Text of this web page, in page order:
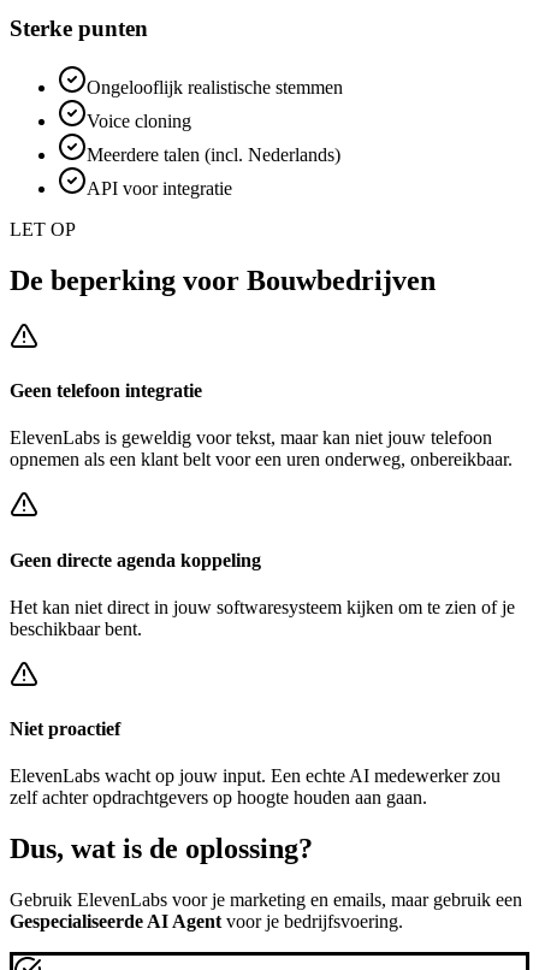
Sterke punten
Ongelooflijk realistische stemmen
Voice cloning
Meerdere talen (incl. Nederlands)
API voor integratie
LET OP
De beperking voor Bouwbedrijven
Geen telefoon integratie
ElevenLabs is geweldig voor tekst, maar kan niet jouw telefoon
opnemen als een klant belt voor een uren onderweg, onbereikbaar.
Geen directe agenda koppeling
Het kan niet direct in jouw softwaresysteem kijken om te zien of je
beschikbaar bent.
Niet proactief
ElevenLabs wacht op jouw input. Een echte AI medewerker zou
zelf achteropdrachtgevers op hoogte houden aan gaan.
Dus, wat is de oplossing?
Gebruik ElevenLabs voor je marketing en emails, maar gebruik een
Gespecialiseerde AI Agent voor je bedrijfsvoering.